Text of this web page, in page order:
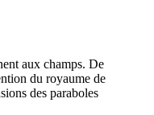
aux champs. De
du royaume de
des paraboles